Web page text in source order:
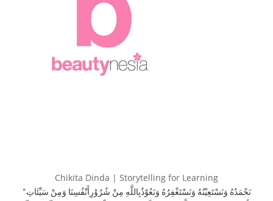
Chikita Dinda | Storytelling for Learning
“نَحْمَدُهُ وَنَسْتَعِيْنُهُ وَنَسْتَغْفِرُهُ وَنَعُوْذُبِاللَّهِ مِنْ شُرُوْرِأَنْفُسِنَا وَمِنْ سَيِّئَاتِ